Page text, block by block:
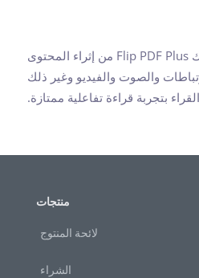
علاوة على ذلك ، يمكّنك Flip PDF Plus من إثراء المحتوى
والصوت والفيديو وغير ذلك
بتجربة قراءة تفاعلية ممتازة.
منتجات
لائحة المنتوج
الشراء